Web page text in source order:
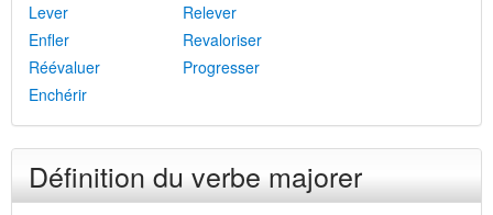
Lever
Relever
Enfler
Revaloriser
Réévaluer
Progresser
Enchérir
Définition du verbe majorer